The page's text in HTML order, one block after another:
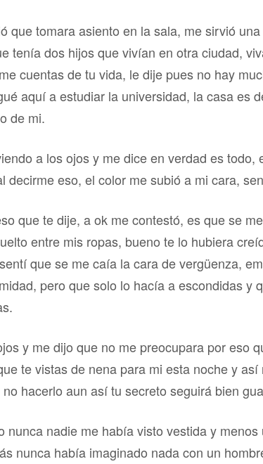
que tomara asiento en la sala, me sirvió
tenía dos hijos que vivían en otra ciudad,
cuentas de tu vida, le dije pues no hay
aquí a estudiar la universidad, la casa es
de mi.
a los ojos y me dice en verdad es
decirme eso, el color me subió a mi cara,
que te dije, a ok me contestó, es que se
entre mis ropas, bueno te lo hubiera
que se me caía la cara de vergüenza,
pero que solo lo hacía a escondidas
y me dijo que no me preocupara por eso
te vistas de nena para mi esta noche y
hacerlo aun así tu secreto seguirá bien
nunca nadie me había visto vestida y
nunca había imaginado nada con un